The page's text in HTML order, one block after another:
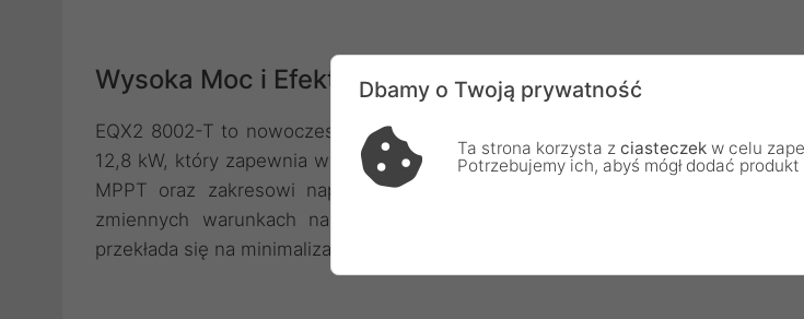
Wysoka Moc i Efektywność
EQX2 8002-T to nowoczesny trójfazowy inwerter fotowoltaiczny o
12,8 kW, który zapewnia wysoką sprawność konwersji energii. Dzięki dwóm
MPPT oraz zakresowi napięcia od 160 do 1000 V DC, gwarantuje
zmiennych warunkach nasłonecznienia. Maksymalna sprawność
przekłada się na minimalizację strat i większą ilość wygenerowanej energii.
Dbamy o Twoją prywatność
Ta strona korzysta z ciasteczek w celu
Potrzebujemy ich, abyś mógł dodać